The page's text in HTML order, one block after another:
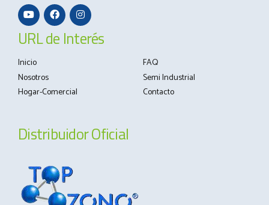
URL de Interés
Inicio
FAQ
Nosotros
Semi Industrial
Hogar-Comercial
Contacto
Distribuidor Oficial